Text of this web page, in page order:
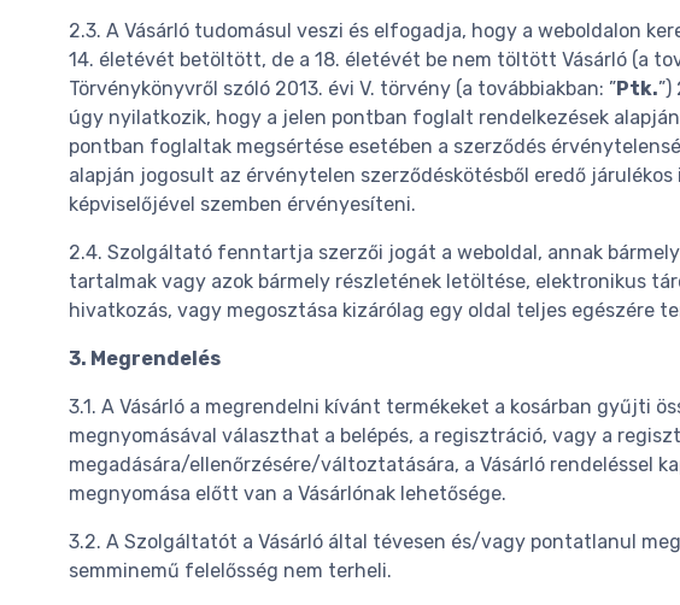
2.3. A Vásárló tudomásul veszi és elfogadja, hogy a weboldalon
14. életévét betöltött, de a 18. életévét be nem töltött Vásárló (a
Törvénykönyvről szóló 2013. évi V. törvény (a továbbiakban: ”Ptk.
úgy nyilatkozik, hogy a jelen pontban foglalt rendelkezések
pontban foglaltak megsértése esetében a szerződés
alapján jogosult az érvénytelen szerződéskötésből eredő
képviselőjével szemben érvényesíteni.
2.4. Szolgáltató fenntartja szerzői jogát a weboldal, annak
tartalmak vagy azok bármely részletének letöltése, elektronikus
hivatkozás, vagy megosztása kizárólag egy oldal teljes egészére
3. Megrendelés
3.1. A Vásárló a megrendelni kívánt termékeket a kosárban gyűjti
megnyomásával választhat a belépés, a regisztráció, vagy a
megadására/ellenőrzésére/változtatására, a Vásárló rendeléssel
megnyomása előtt van a Vásárlónak lehetősége.
3.2. A Szolgáltatót a Vásárló által tévesen és/vagy pontatlanul
semminemű felelősség nem terheli.